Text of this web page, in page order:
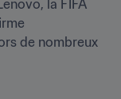
la FIFA
de nombreux